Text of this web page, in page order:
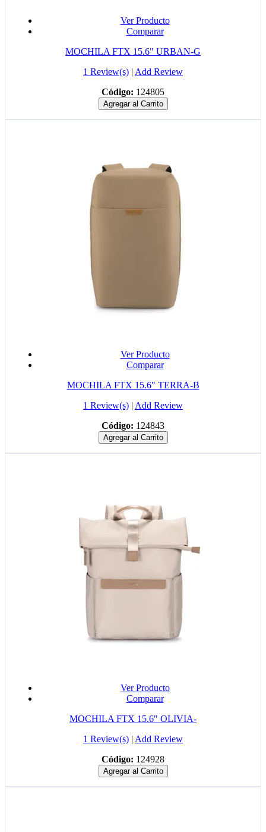
Ver Producto
Comparar
MOCHILA FTX 15.6" URBAN-G
1 Review(s) | Add Review
Código: 124805
Agregar al Carrito
Ver Producto
Comparar
MOCHILA FTX 15.6" TERRA-B
1 Review(s) | Add Review
Código: 124843
Agregar al Carrito
Ver Producto
Comparar
MOCHILA FTX 15.6" OLIVIA-
1 Review(s) | Add Review
Código: 124928
Agregar al Carrito